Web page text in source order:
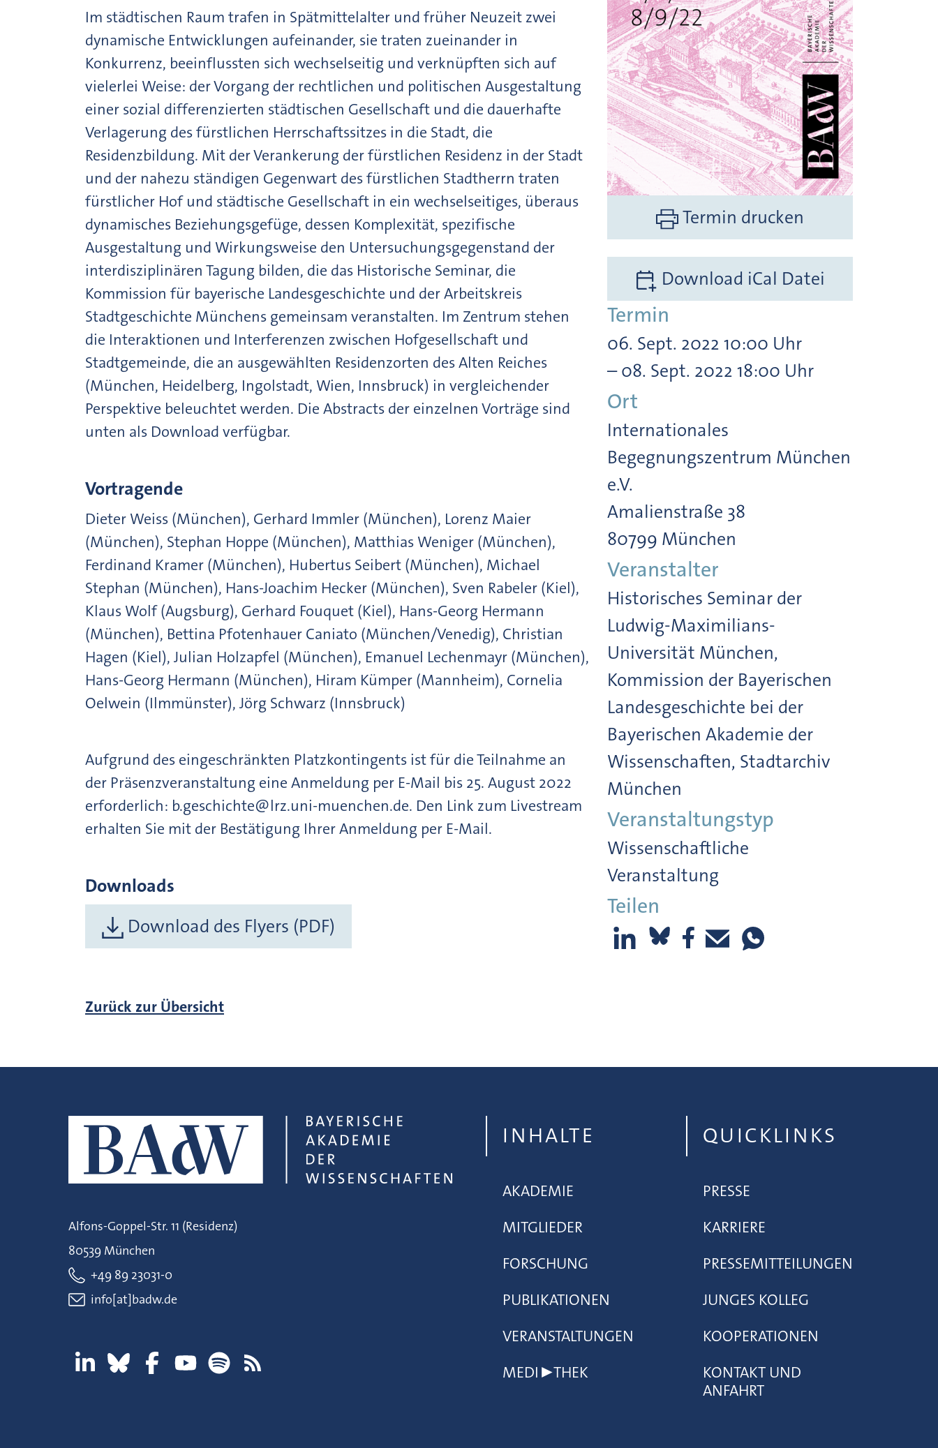
Im städtischen Raum trafen in Spätmittelalter und früher Neuzeit zwei
dynamische Entwicklungen aufeinander, sie traten zueinander in
Konkurrenz, beeinflussten sich wechselseitig und verknüpften sich auf
vielerlei Weise: der Vorgang der rechtlichen und politischen Ausgestaltung
einer sozial differenzierten städtischen Gesellschaft und die dauerhafte
Verlagerung des fürstlichen Herrschaftssitzes in die Stadt, die
Residenzbildung. Mit der Verankerung der fürstlichen Residenz in der Stadt
und der nahezu ständigen Gegenwart des fürstlichen Stadtherrn traten
fürstlicher Hof und städtische Gesellschaft in ein wechselseitiges, überaus
dynamisches Beziehungsgefüge, dessen Komplexität, spezifische
Ausgestaltung und Wirkungsweise den Untersuchungsgegenstand der
interdisziplinären Tagung bilden, die das Historische Seminar, die
Kommission für bayerische Landesgeschichte und der Arbeitskreis
Stadtgeschichte Münchens gemeinsam veranstalten. Im Zentrum stehen
die Interaktionen und Interferenzen zwischen Hofgesellschaft und
Stadtgemeinde, die an ausgewählten Residenzorten des Alten Reiches
(München, Heidelberg, Ingolstadt, Wien, Innsbruck) in vergleichender
Perspektive beleuchtet werden. Die Abstracts der einzelnen Vorträge sind
unten als Download verfügbar.
Vortragende
Dieter Weiss (München), Gerhard Immler (München), Lorenz Maier
(München), Stephan Hoppe (München), Matthias Weniger (München),
Ferdinand Kramer (München), Hubertus Seibert (München), Michael
Stephan (München), Hans-Joachim Hecker (München), Sven Rabeler (Kiel),
Klaus Wolf (Augsburg), Gerhard Fouquet (Kiel), Hans-Georg Hermann
(München), Bettina Pfotenhauer Caniato (München/Venedig), Christian
Hagen (Kiel), Julian Holzapfel (München), Emanuel Lechenmayr (München),
Hans-Georg Hermann (München), Hiram Kümper (Mannheim), Cornelia
Oelwein (Ilmmünster), Jörg Schwarz (Innsbruck)
Aufgrund des eingeschränkten Platzkontingents ist für die Teilnahme an
der Präsenzveranstaltung eine Anmeldung per E-Mail bis 25. August 2022
erforderlich: b.geschichte@lrz.uni-muenchen.de. Den Link zum Livestream
erhalten Sie mit der Bestätigung Ihrer Anmeldung per E-Mail.
Downloads
Download des Flyers (PDF)
Termin drucken
Download iCal Datei
Termin
06. Sept. 2022 10:00 Uhr
– 08. Sept. 2022 18:00 Uhr
Ort
Internationales
Begegnungszentrum München
e.V.
Amalienstraße 38
80799 München
Veranstalter
Historisches Seminar der
Ludwig-Maximilians-
Universität München,
Kommission der Bayerischen
Landesgeschichte bei der
Bayerischen Akademie der
Wissenschaften, Stadtarchiv
München
Veranstaltungstyp
Wissenschaftliche
Veranstaltung
Teilen
Zurück zur Übersicht
Alfons-Goppel-Str. 11 (Residenz)
80539 München
+49 89 23031-0
info[at]badw.de
INHALTE
AKADEMIE
MITGLIEDER
FORSCHUNG
PUBLIKATIONEN
VERANSTALTUNGEN
MEDI▶THEK
QUICKLINKS
PRESSE
KARRIERE
PRESSEMITTEILUNGEN
JUNGES KOLLEG
KOOPERATIONEN
KONTAKT UND
ANFAHRT